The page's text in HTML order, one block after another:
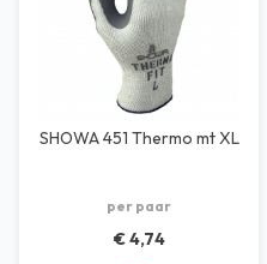
SHOWA 451 Thermo mt XL
per paar
€ 4,74